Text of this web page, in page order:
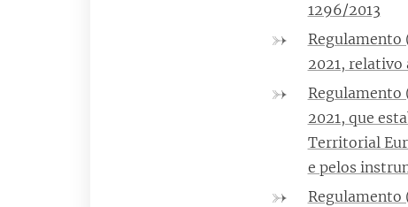
1296/2013
Regulamento
2021, relativo
Regulamento
2021, que
Territorial
e pelos
Regulamento